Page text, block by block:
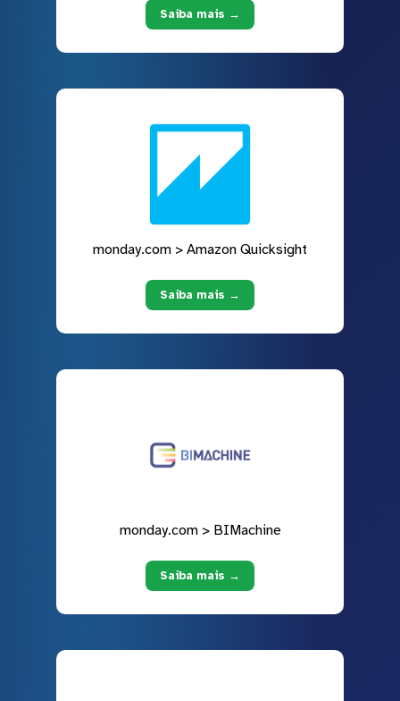
Saiba mais →
monday.com > Amazon Quicksight
Saiba mais →
monday.com > BIMachine
Saiba mais →